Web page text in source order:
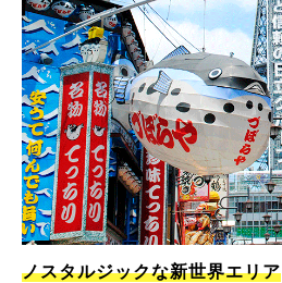
ノスタルジックな新世界エリア